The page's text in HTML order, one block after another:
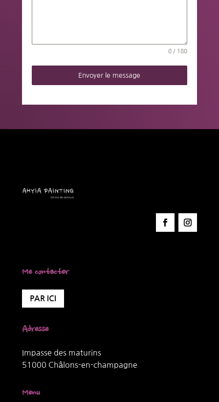
0 / 180
Envoyer le message
Me contacter
PAR ICI
Adresse
Impasse des maturins
51000 Châlons-en-champagne
Menu